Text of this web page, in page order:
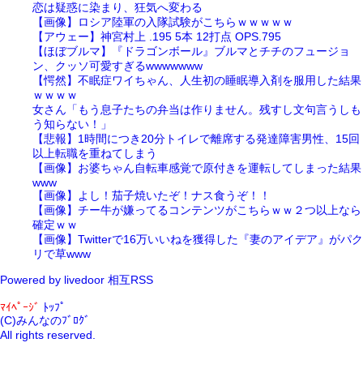
恋は疑惑に染まり、狂気へ変わる
【画像】ロシア陸軍の入隊試験がこちらｗｗｗｗｗ
【アウェー】神宮村上 .195 5本 12打点 OPS.795
【ほぼブルマ】『ドラゴンボール』ブルマとチチのフュージョ
ン、クッソ可愛すぎるwwwwwww
【愕然】不眠症ワイちゃん、人生初の睡眠導入剤を服用した結果
ｗｗｗｗ
女さん「もう息子たちの弁当は作りません。残すし文句言うしも
う知らない！」
【悲報】1時間につき20分トイレで離席する発達障害男性、15回
以上転職を重ねてしまう
【画像】お婆ちゃん自転車感覚で原付きを運転してしまった結果
www
【画像】よし！茄子焼いたぞ！ナス食うぞ！！
【画像】チー牛が嫌ってるコンテンツがこちらｗｗ２つ以上なら
確定ｗｗ
【画像】Twitterで16万いいねを獲得した『妻のアイデア』がパク
リで草www
Powered by livedoor 相互RSS
ﾏｲﾍﾟｰｼﾞ
ﾄｯﾌﾟ
(C)みんなのﾌﾞﾛｸﾞ
All rights reserved.